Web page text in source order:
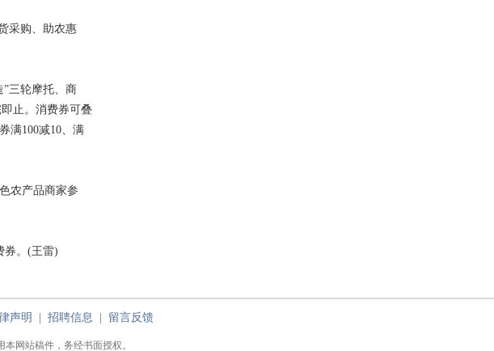
采购、助农惠
三轮摩托、商
止。消费券可叠
满100减10、满
农产品商家参
券。(王雷)
声明 招聘信息 留言反馈
网站稿件，务经书面授权。